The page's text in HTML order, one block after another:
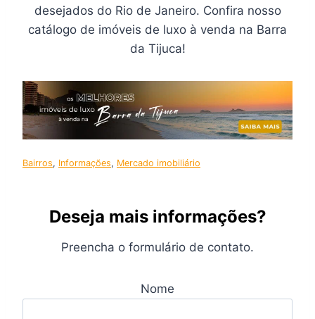
desejados do Rio de Janeiro. Confira nosso
catálogo de imóveis de luxo à venda na Barra
da Tijuca!
Bairros, Informações, Mercado imobiliário
Deseja mais informações?
Preencha o formulário de contato.
Nome